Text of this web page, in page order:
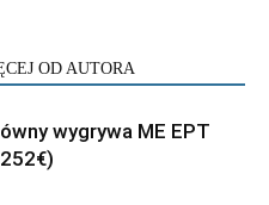
OD AUTORA
wygrywa ME EPT